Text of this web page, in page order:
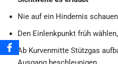
Nie auf ein Hindernis
Den Einlenkpunkt früh
Ab Kurvenmitte Stützgas